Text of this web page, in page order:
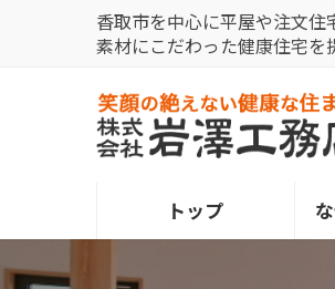
キ
ッ
に
移
香取市を中心に平屋や注文
素材にこだわった健康住宅を
トップ